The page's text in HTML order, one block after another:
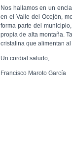
Nos hallamos en un
en el Valle del Ocejón,
forma parte del
propia de alta montaña.
cristalina que alimentan
Un cordial saludo,
Francisco Maroto García